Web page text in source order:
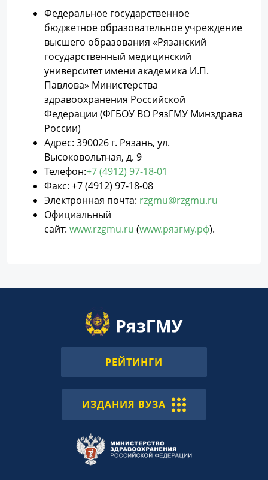
Федеральное государственное
бюджетное образовательное учреждение
высшего образования «Рязанский
государственный медицинский
университет имени академика И.П.
Павлова» Министерства
здравоохранения Российской
Федерации (ФГБОУ ВО РязГМУ Минздрава
России)
Адрес: 390026 г. Рязань, ул.
Высоковольтная, д. 9
Телефон:+7 (4912) 97-18-01
Факс: +7 (4912) 97-18-08
Электронная почта: rzgmu@rzgmu.ru
Официальный
сайт: www.rzgmu.ru (www.рязгму.рф).
РЕЙТИНГИ
ИЗДАНИЯ ВУЗА